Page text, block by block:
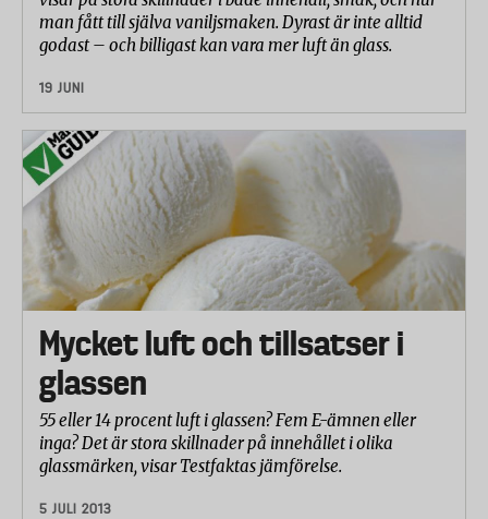
man fått till själva vaniljsmaken. Dyrast är inte alltid
godast – och billigast kan vara mer luft än glass.
19 JUNI
Mycket luft och tillsatser i
glassen
55 eller 14 procent luft i glassen? Fem E-ämnen eller
inga? Det är stora skillnader på innehållet i olika
glassmärken, visar Testfaktas jämförelse.
5 JULI 2013